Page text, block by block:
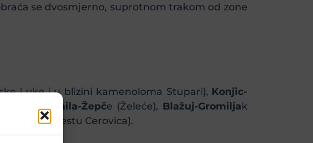
se dvosmjerno, suprotnom trakom od zone
Luke i u blizini kamenoloma Stupari), Konjic-
Nemila-Žepče (Želeće), Blažuj-Gromiljak
(u mjestu Cerovica).